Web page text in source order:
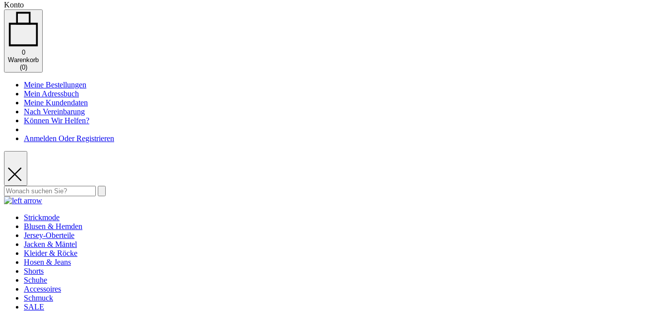
Konto
0
Warenkorb
(0)
Meine Bestellungen
Mein Adressbuch
Meine Kundendaten
Nach Vereinbarung
Können Wir Helfen?
Anmelden Oder Registrieren
Strickmode
Blusen & Hemden
Jersey-Oberteile
Jacken & Mäntel
Kleider & Röcke
Hosen & Jeans
Shorts
Schuhe
Accessoires
Schmuck
SALE